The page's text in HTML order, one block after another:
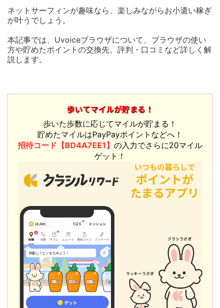
ネットサーフィンが趣味なら、楽しみながらお小遣い稼ぎ
が叶うでしょう。
本記事では、Uvoiceブラウザについて、ブラウザの使い
方や貯めたポイントの交換先、評判・口コミなど詳しく解
説します。
歩いてマイルが貯まる！
歩いた歩数に応じてマイルが貯まる！
貯めたマイルはPayPayポイントなどへ！
招待コード【BD4A7EE1】 の入力でさらに20マイル
ゲット！